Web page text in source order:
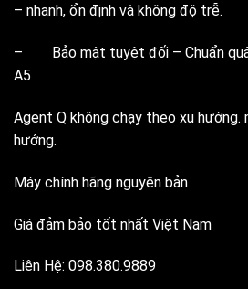
– nhanh, ổn định và không độ trễ.
– Bảo mật tuyệt đối – Chuẩn
A5
Agent Q không chạy theo xu hướng.
hướng.
Máy chính hãng nguyên bản
Giá đảm bảo tốt nhất Việt Nam
Liên Hệ: 098.380.9889